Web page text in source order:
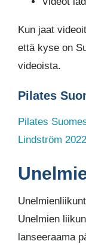
Kun jaat
että kyse on
videoista.
Pilates
Pilates
Lindström
Unelmien
lanseeraama